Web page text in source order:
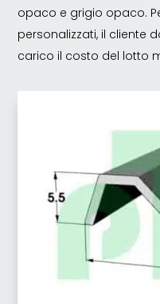
opaco e grigio opaco.
personalizzati, il cliente
carico il costo del lotto